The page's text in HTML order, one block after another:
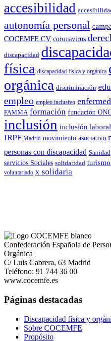
accesibilidad
autonomía personal
COCEMFE CV coronavirus
discapacidad
física discapacidad física y orgánica
orgánica discriminación
empleo empleo inclusivo
FAMMA formación fundación
inclusión inclusión laboral
IRPF Madrid movimiento asociativo
personas con discapacidad Sanidad
servicios Sociales solidaridad
voluntariado x solidaria
Confederación Española de
Orgánica
C/ Luis Cabrera, 63 Madrid
Teléfono: 91 744 36 00
www.cocemfe.es
Páginas destacadas
Discapacidad física y
Sobre COCEMFE
Propósito